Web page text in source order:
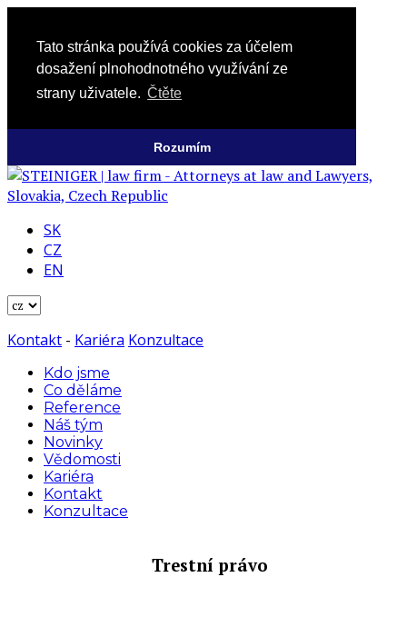
Tato stránka používá cookies za účelem
dosažení plnohodnotného využívání ze
strany uživatele. Čtěte
Rozumím
SK
CZ
EN
Kontakt - Kariéra Konzultace
Kdo jsme
Co děláme
Reference
Náš tým
Novinky
Vědomosti
Kariéra
Kontakt
Konzultace
Trestní právo